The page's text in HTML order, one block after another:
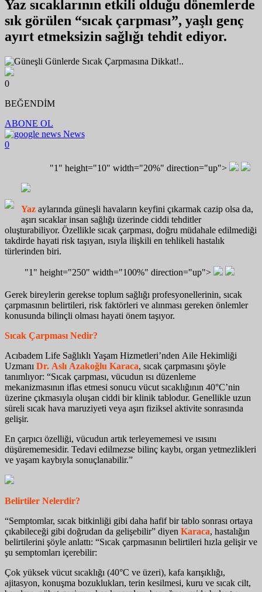
Yaz sıcaklarının etkili olduğu dönemlerde
sık görülen “sıcak çarpması”, yaşlı genç
ayırt etmeksizin sağlığı tehdit ediyor.
0
BEĞENDİM
ABONE OL
News
0
"1" height="10" width="20%" direction="up">
Yaz aylarında güneşli havaların keyfini çıkarmak cazip olsa da,
aşırı sıcaklar insan sağlığı üzerinde ciddi tehditler
oluşturabiliyor. Özellikle sıcak çarpması, doğru müdahale edilmediği
takdirde hayati risk taşıyan, ısıyla ilişkili en tehlikeli hastalık
türlerinden biri.
"1" height="250" width="100%" direction="up">
Gerek bireylerin gerekse toplum sağlığı profesyonellerinin, sıcak
çarpmasının belirtileri, risk faktörleri ve alınması gereken önlemler
konusunda bilinçli olması hayati önem taşıyor.
Sıcak Çarpması Nedir?
Acıbadem Life Sağlıklı Yaşam Hizmetleri’nden Aile Hekimliği
Uzmanı Dr. Aslı Azakoğlu Karaca, sıcak çarpmasını şöyle
tanımlıyor: “Sıcak çarpması, vücudun ısı düzenleme
mekanizmasının iflas etmesi sonucu vücut sıcaklığının 40°C’nin
üzerine çıkmasıyla oluşan ciddi bir klinik tablodur. Genellikle uzun
süreli sıcak hava maruziyeti veya aşırı fiziksel aktivite sonrasında
gelişir.
En çarpıcı özelliği, vücudun artık terleyememesi ve ısısını
düşürememesidir. Tedavi edilmezse bilinç kaybı, organ yetmezlikleri
ve yaşam kaybıyla sonuçlanabilir.”
Belirtiler Nelerdir?
“Semptomlar, sıcak bitkinliği gibi daha hafif bir tablo sonrası ortaya
çıkabileceği gibi doğrudan da gelişebilir” diyen Karaca, hastalığın
belirtilerini şöyle anlattı: “Sıcak çarpmasının belirtileri hızla gelişir ve
şu semptomları içerebilir:
Çok yüksek vücut sıcaklığı (40°C ve üzeri), kafa karışıklığı,
ajitasyon, konuşma bozuklukları, terin kesilmesi, kuru ve sıcak cilt,